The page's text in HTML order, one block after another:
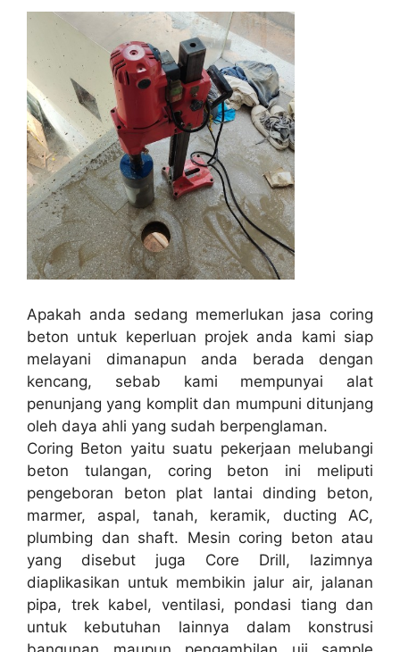
Apakah anda sedang memerlukan jasa coring
beton untuk keperluan projek anda kami siap
melayani dimanapun anda berada dengan
kencang, sebab kami mempunyai alat
penunjang yang komplit dan mumpuni ditunjang
oleh daya ahli yang sudah berpenglaman.
Coring Beton yaitu suatu pekerjaan melubangi
beton tulangan, coring beton ini meliputi
pengeboran beton plat lantai dinding beton,
marmer, aspal, tanah, keramik, ducting AC,
plumbing dan shaft. Mesin coring beton atau
yang disebut juga Core Drill, lazimnya
diaplikasikan untuk membikin jalur air, jalanan
pipa, trek kabel, ventilasi, pondasi tiang dan
untuk kebutuhan lainnya dalam konstrusi